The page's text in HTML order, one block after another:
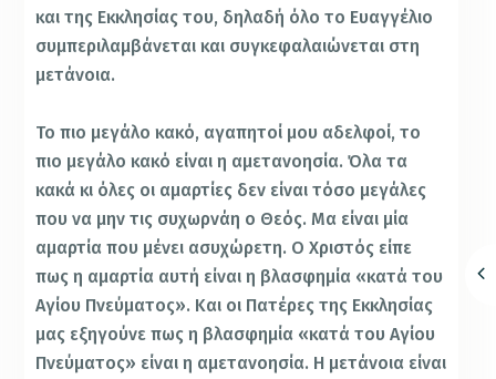
και της Εκκλησίας του, δηλαδή όλο το Ευαγγέλιο
συμπεριλαμβάνεται και συγκεφαλαιώνεται στη
μετάνοια.
Το πιο μεγάλο κακό, αγαπητοί μου αδελφοί, το
πιο μεγάλο κακό είναι η αμετανοησία. Όλα τα
κακά κι όλες oι αμαρτίες δεν είναι τόσο μεγάλες
που να μην τις συχωρνάη ο Θεός. Μα είναι μία
αμαρτία που μένει ασυχώρετη. Ο Χριστός είπε
πως η αμαρτία αυτή είναι η βλασφημία «κατά του
Αγίου Πνεύματος». Και οι Πατέρες της Εκκλησίας
μας εξηγούνε πως η βλασφημία «κατά του Αγίου
Πνεύματος» είναι η αμετανοησία. Η μετάνοια είναι